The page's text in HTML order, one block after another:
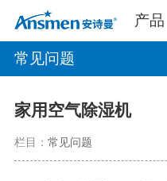
产品
常见问题
家用空气除湿机
栏目： 常见问题